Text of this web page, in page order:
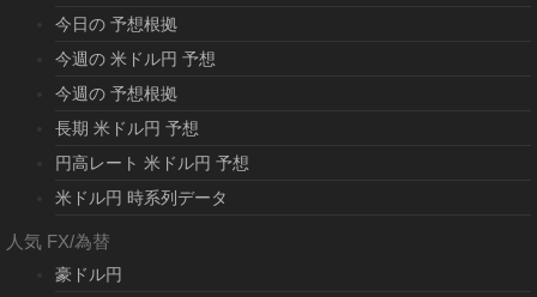
今日の 予想根拠
今週の 米ドル円 予想
今週の 予想根拠
長期 米ドル円 予想
円高レート 米ドル円 予想
米ドル円 時系列データ
人気 FX/為替
豪ドル円